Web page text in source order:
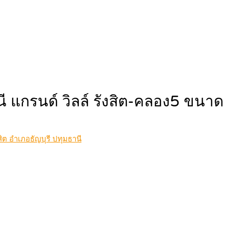
กรนด์ วิลล์ รังสิต-คลอง5 ขนาด
ต อำเภอธัญบุรี ปทุมธานี